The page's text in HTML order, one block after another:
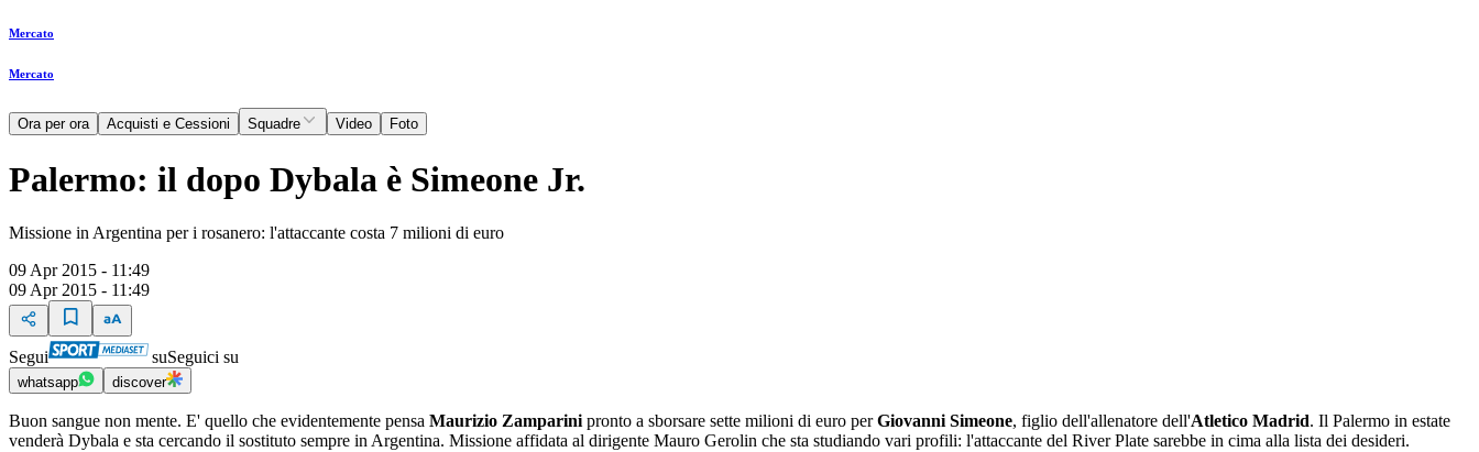
Mercato
Mercato
Ora per ora Acquisti e Cessioni Squadre Video Foto
Palermo: il dopo Dybala è Simeone Jr.
Missione in Argentina per i rosanero: l'attaccante costa 7 milioni di euro
09 Apr 2015 - 11:49
09 Apr 2015 - 11:49
Segui suSeguici su
whatsapp discover
Buon sangue non mente. E' quello che evidentemente pensa Maurizio Zamparini pronto a sborsare sette milioni di euro perGiovanni Simeone, figlio dell'allenatore dell'Atletico Madrid. Il Palermo in estate
venderà Dybala e sta cercando il sostituto sempre in Argentina. Missione affidata al dirigente Mauro Gerolin che sta studiando vari profili: l'attaccante del River Plate sarebbe in cima alla lista dei desideri.